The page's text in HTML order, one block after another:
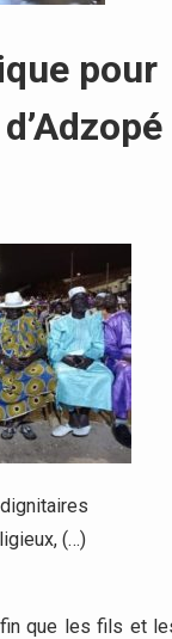
pour
(…)
que les fils et